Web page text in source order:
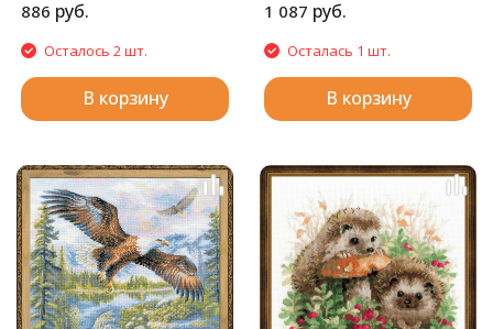
886 руб.
Осталось 2 шт.
В корзину
1 087 руб.
Осталась 1 шт.
В корзину